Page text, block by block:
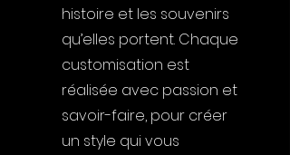
histoire et les souvenirs
qu’elles portent. Chaque
customisation est
réalisée avec passion et
savoir-faire, pour créer
un style qui vous